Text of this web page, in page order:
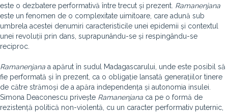
este o dezbatere performativă între trecut și prezent. Ramanenjana
este un fenomen de o complexitate uimitoare, care adună sub
umbrela acestei denumiri caracteristicile unei epidemii și contextul
unei revoluții prin dans, suprapunându-se și respingându-se
reciproc.
Ramanenjana a apărut în sudul Madagascarului, unde este posibil să
fie performată și în prezent, ca o obligație lansată generațiilor tinere
de către strămoși de a apăra independența și autonomia insulei.
Simona Deaconescu privește Ramanenjana ca pe o formă de
rezistență politică non-violentă, cu un caracter performativ puternic,